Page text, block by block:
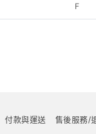
F
付款與運送
售後服務/